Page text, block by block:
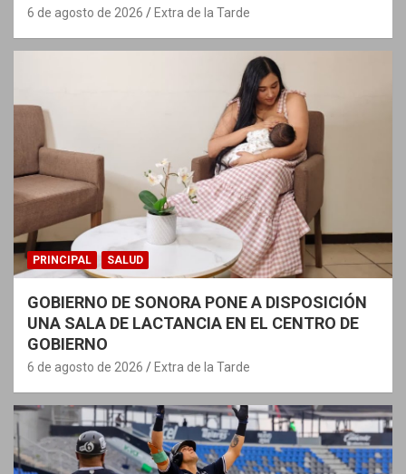
6 de agosto de 2026 Extra de la Tarde
PRINCIPAL SALUD
GOBIERNO DE SONORA PONE A DISPOSICIÓN
UNA SALA DE LACTANCIA EN EL CENTRO DE
GOBIERNO
6 de agosto de 2026 Extra de la Tarde